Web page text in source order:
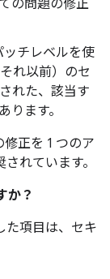
の問題の修正
チレベルを使
れ以前）のセ
れた、該当す
ります。
正を 1 つのア
れています。
か？
た項目は、セキ